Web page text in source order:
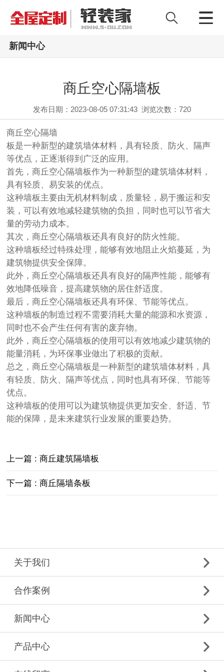
新闻中心
商丘空心隔墙板
发布日期：2023-08-05 07:31:43 浏览次数：720
商丘空心隔墙
板是一种新型的建筑墙体材料，具有轻质、防火、隔声
等优点，正逐渐得到广泛的应用。
首先，商丘空心隔墙板作为一种新型的建筑墙体材料，
具有轻质、易安装的优点。
这种墙板主要由无机材料制成，质量轻，易于搬运和安
装，可以有效地减轻建筑物的负担，同时也可以节省大
量的劳动力成本。
其次，商丘空心隔墙板还具有良好的防火性能。
这种墙板经过特殊处理，能够有效地阻止火焰蔓延，为
建筑物提供安全保障。
此外，商丘空心隔墙板还具有良好的隔声性能，能够有
效地降低噪音，提高建筑物的居住舒适度。
最后，商丘空心隔墙板还具有环保、节能等优点。
这种墙板的制造过程不需要消耗大量的能源和水资源，
同时也不会产生任何有害的废弃物。
此外，商丘空心隔墙板的使用可以有效地减少建筑物的
能量消耗，为环保事业做出了积极的贡献。
总之，商丘空心隔墙板是一种新型的建筑墙体材料，具
有轻质、防火、隔声等优点，同时也具有环保、节能等
优点。
这种墙板的使用可以为建筑物提供更加安全、舒适、节
能的保障，是未来建筑行业发展的重要趋势。
上一篇 : 商丘建筑隔墙板
下一篇 : 商丘隔墙条板
关于我们
合作案例
新闻中心
产品中心